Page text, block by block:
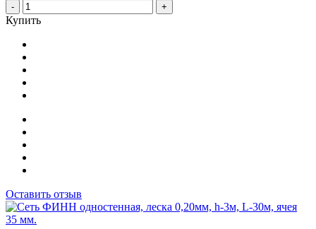
- +
Купить
Оставить отзыв